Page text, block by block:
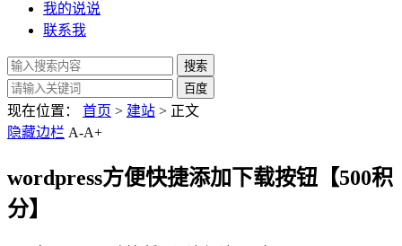
我的说说
联系我
现在位置： 首页 > 建站 > 正文
隐藏边栏 A-A+
wordpress方便快捷添加下载按钮【500积
分】